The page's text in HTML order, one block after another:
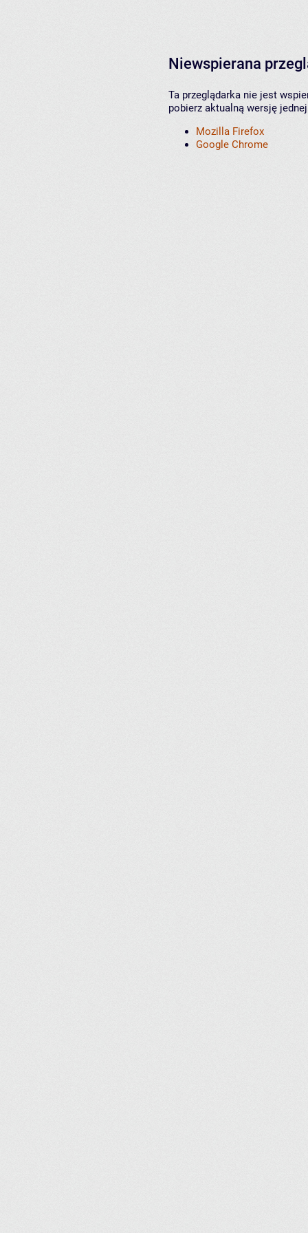
Niewspierana
Ta przeglądarka nie jest
pobierz aktualną wersję
Mozilla Firefox
Google Chrome